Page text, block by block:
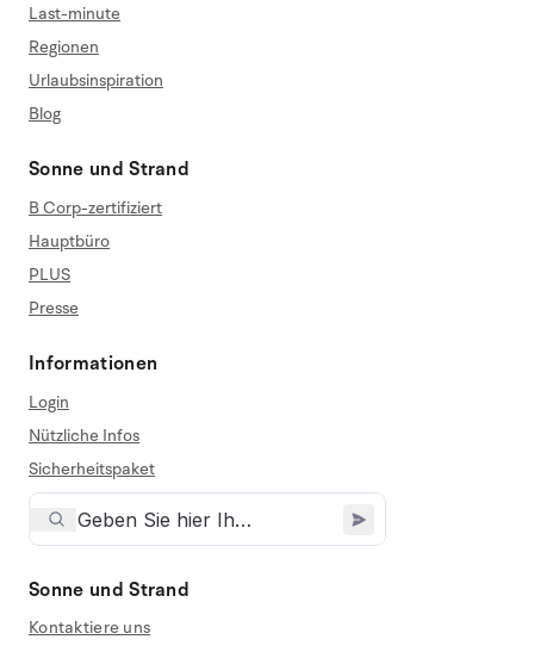
Last-minute
Regionen
Urlaubsinspiration
Blog
Sonne und Strand
B Corp-zertifiziert
Hauptbüro
PLUS
Presse
Informationen
Login
Nützliche Infos
Sicherheitspaket
Sonne und Strand
Kontaktiere uns